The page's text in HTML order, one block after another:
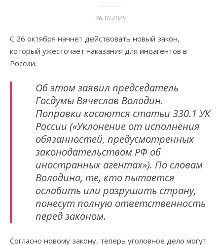
26.10.2025
С 26 октября начнет действовать новый закон,
который ужесточает наказания для иноагентов в
России.
Об этом заявил председатель
Госдумы Вячеслав Володин.
Поправки касаются статьи 330.1 УК
России («Уклонение от исполнения
обязанностей, предусмотренных
законодательством РФ об
иностранных агентах»). По словам
Володина, те, кто пытается
ослабить или разрушить страну,
понесут полную ответственность
перед законом.
Согласно новому закону, теперь уголовное дело могут